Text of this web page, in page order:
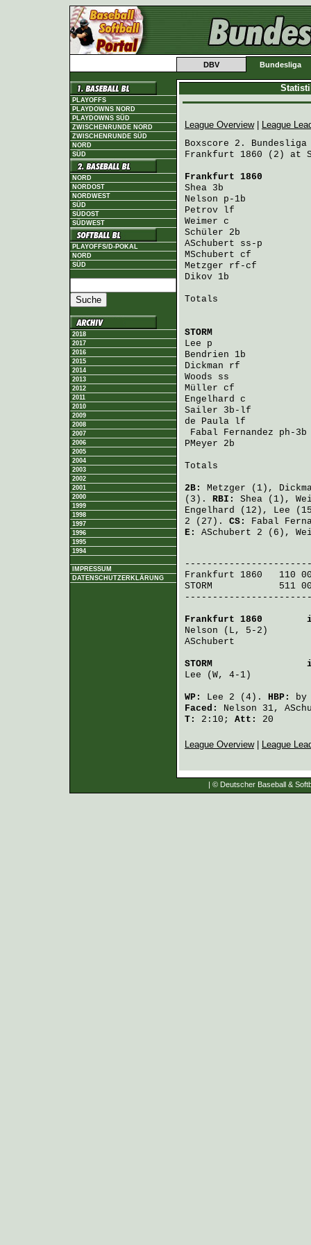
DBV Bundesliga
PLAYOFFS
PLAYDOWNS NORD
PLAYDOWNS SÜD
ZWISCHENRUNDE NORD
ZWISCHENRUNDE SÜD
NORD
SÜD
NORD
NORDOST
NORDWEST
SÜD
SÜDOST
SÜDWEST
PLAYOFFS/D-POKAL
NORD
SÜD
2018
2017
2016
2015
2014
2013
2012
2011
2010
2009
2008
2007
2006
2005
2004
2003
2002
2001
2000
1999
1998
1997
1996
1995
1994
IMPRESSUM
DATENSCHUTZERKLÄRUNG
League Overview|
League
Boxscore 2. Bundesliga
Frankfurt 1860 (2) at
Frankfurt 1860
Shea 3b
Nelson p-1b
Petrov lf
Weimer c
Schüler 2b
ASchubert ss-p
MSchubert cf
Metzger rf-cf
Dikov 1b
Totals
STORM
Lee p
Bendrien 1b
Dickman rf
Woods ss
Müller cf
Engelhard c
Sailer 3b-lf
de Paula lf
Fabal Fernandez ph-
PMeyer 2b
Totals
2B: Metzger (1),
(3). RBI: Shea (1),
Engelhard (12), Lee
2 (27). CS: Fabal
E: ASchubert 2 (6),
Frankfurt 1860
110
STORM
511
Frankfurt 1860
Nelson (L, 5-2)
ASchubert
STORM
Lee (W, 4-1)
WP: Lee 2 (4). HBP:
Faced: Nelson 31,
T:
2:10; Att: 20
League Overview| League
| © Deutscher Baseball &